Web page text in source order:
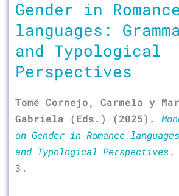
Gender in Romance
languages:
and Typological
Perspectives
Tomé Cornejo, Carmela y
Gabriela (Eds.) (2025).
on Gender in Romance
and Typological Perspectives.
3.